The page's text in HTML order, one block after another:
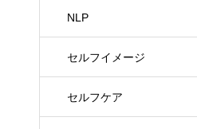
NLP
セルフイメージ
セルフケア